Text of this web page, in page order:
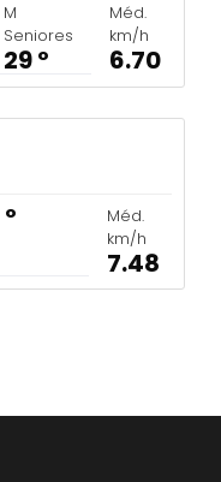
M
Seniores
29 º
Méd.
km/h
6.70
º
Méd.
km/h
7.48